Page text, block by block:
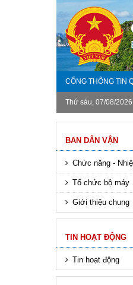
CỔNG THÔNG TIN
Thứ sáu, 07/08/
BAN DÂN VẬN
Chức năng -
Tổ chức bộ máy
Giới thiệu chung
TIN HOẠT ĐỘNG
Tin hoạt động